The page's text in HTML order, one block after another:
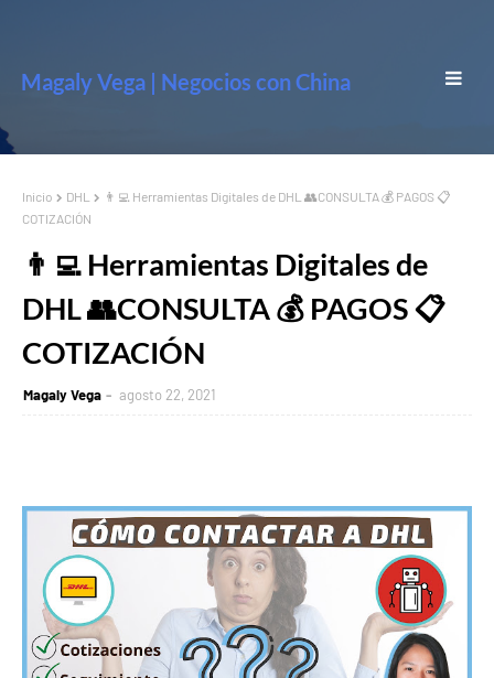
Magaly Vega | Negocios con China
Inicio DHL
👨‍💻 Herramientas Digitales de DHL 👥CONSULTA 💰 PAGOS 📋
COTIZACIÓN
👨‍💻 Herramientas Digitales de
DHL 👥CONSULTA 💰 PAGOS 📋
COTIZACIÓN
Magaly Vega agosto 22, 2021